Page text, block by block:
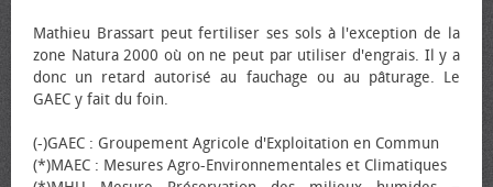
Mathieu Brassart peut fertiliser ses sols à l'exception de la
zone Natura 2000 où on ne peut par utiliser d'engrais. Il y a
donc un retard autorisé au fauchage ou au pâturage. Le
GAEC y fait du foin.
(-)GAEC : Groupement Agricole d'Exploitation en Commun
(*)MAEC : Mesures Agro-Environnementales et Climatiques